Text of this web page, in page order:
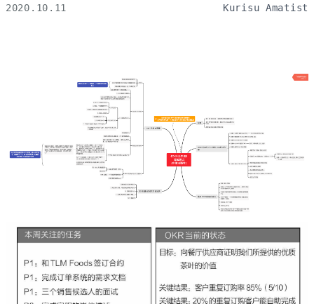
2020.10.11 Kurisu Amatist